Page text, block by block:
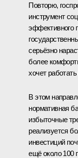
Повторю,
инструмент
эффективного
серьёзно
более
хочет
В этом
нормативная
избыточные
реализуется
инвестиций
ещё около 100